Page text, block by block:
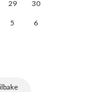
29 30
5 6